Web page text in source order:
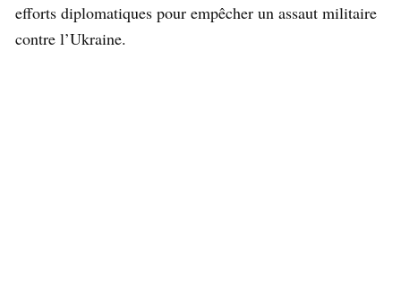
efforts diplomatiques pour empêcher un assaut militaire
contre l’Ukraine.